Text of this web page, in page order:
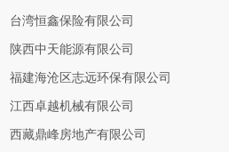
台湾恒鑫保险有限公司
陕西中天能源有限公司
福建海沧区志远环保有限公司
江西卓越机械有限公司
西藏鼎峰房地产有限公司